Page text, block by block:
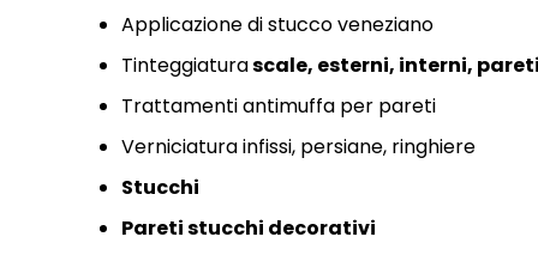
Applicazione di stucco veneziano
Tinteggiaturascale, esterni, interni, pareti
Trattamenti antimuffa per pareti
Verniciatura infissi, persiane, ringhiere
Stucchi
Pareti stucchi decorativi